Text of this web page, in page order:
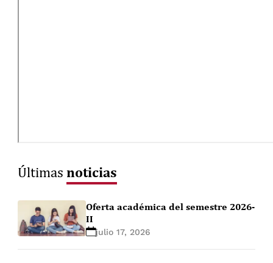
Últimasnoticias
Oferta académica del semestre 2026-
II
julio 17, 2026